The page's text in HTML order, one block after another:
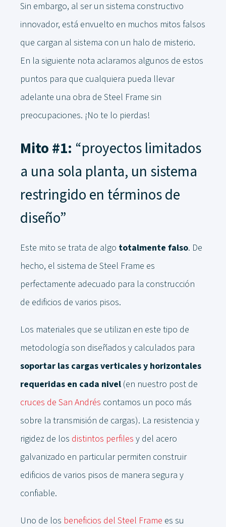
Sin embargo, al ser un sistema constructivo
innovador, está envuelto en muchos mitos falsos
que cargan al sistema con un halo de misterio.
En la siguiente nota aclaramos algunos de estos
puntos para que cualquiera pueda llevar
adelante una obra de Steel Frame sin
preocupaciones. ¡No te lo pierdas!
Mito #1: “proyectos limitados
a una sola planta, un sistema
restringido en términos de
diseño”
Este mito se trata de algo totalmente falso. De
hecho, el sistema de Steel Frame es
perfectamente adecuado para la construcción
de edificios de varios pisos.
Los materiales que se utilizan en este tipo de
metodología son diseñados y calculados para
soportar las cargas verticales y horizontales
requeridas en cada nivel (en nuestro post de
cruces de San Andrés contamos un poco más
sobre la transmisión de cargas). La resistencia y
rigidez de los distintos perfiles y del acero
galvanizado en particular permiten construir
edificios de varios pisos de manera segura y
confiable.
Uno de los beneficios del Steel Frame es su